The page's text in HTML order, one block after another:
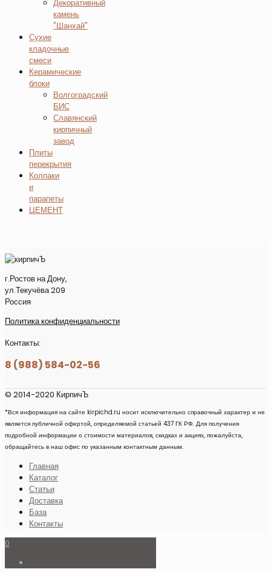
Декоративный
камень
"Шанхай"
Сухие
кладочные
смеси
Керамические
блоки
Волгоградский
БИС
Славянский
кирпичный
завод
Плиты
перекрытия
Колпаки
и
парапеты
ЦЕМЕНТ
г.Ростов на Дону,
ул.Текучёва 209
Россия
Политика конфиденциальности
Контакты:
8 (988) 584-02-56
© 2014-2020 КирпичЪ
*Вся информация на сайте kirpichd.ru носит исключительно справочный характер и не
является публичной офертой, определяемой статьей 437 ГК РФ. Для получения
подробной информации о стоимости материалов, скидках и акциях, пожалуйста,
обращайтесь в наш офис по указанным контактным данным.
Главная
Каталог
Статьи
Доставка
База
Контакты
0